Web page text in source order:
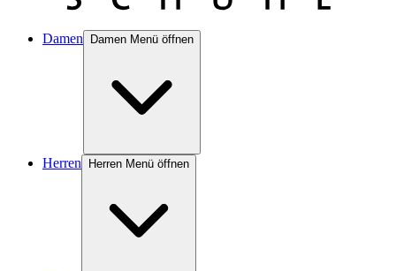
Damen Damen Menü öffnen
Herren Herren Menü öffnen